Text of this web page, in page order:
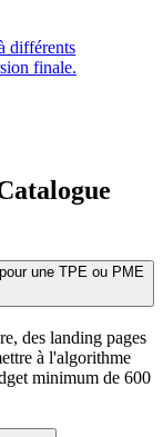
différents
finale.
une TPE ou PME
des landing pages
à l'algorithme
minimum de 600